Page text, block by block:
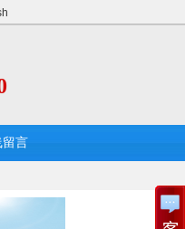
留言